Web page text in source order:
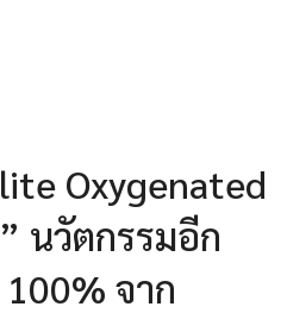
Oxygenated
นวัตกรรมอีก
จาก